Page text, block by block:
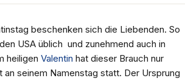
beschenken sich die Liebenden. So
USA üblich ­ und zunehmend auch in
heiligen Valentin hat dieser Brauch nur
an seinem Namenstag statt. Der Ursprung